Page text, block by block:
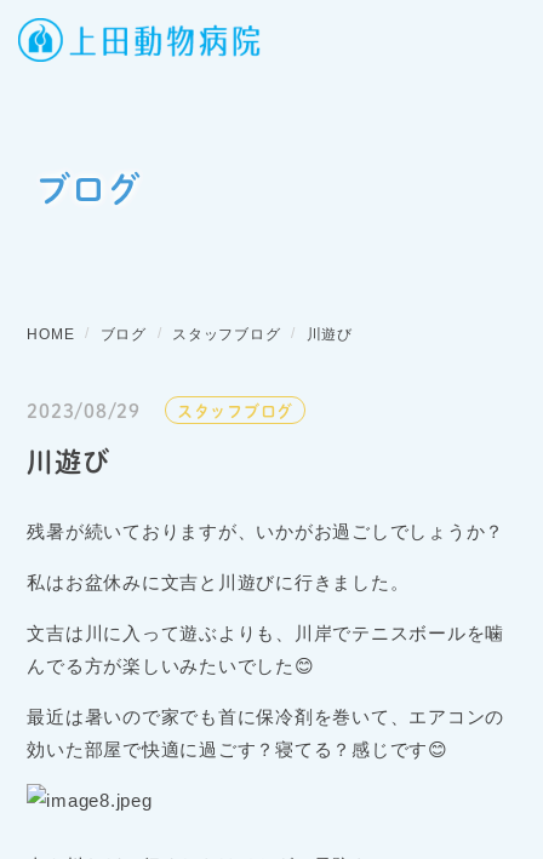
ブログ
HOME ブログ スタッフブログ 川遊び
2023/08/29 スタッフブログ
川遊び
残暑が続いておりますが、いかがお過ごしでしょうか？
私はお盆休みに文吉と川遊びに行きました。
文吉は川に入って遊ぶよりも、川岸でテニスボールを噛
んでる方が楽しいみたいでした😊
最近は暑いので家でも首に保冷剤を巻いて、エアコンの
効いた部屋で快適に過ごす？寝てる？感じです😊